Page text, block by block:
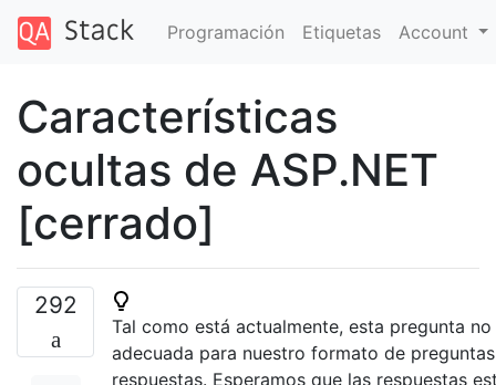
Programación Etiquetas Account
Características
ocultas de ASP.NET
[cerrado]
292
Tal como está actualmente, esta pregunta no
adecuada para nuestro formato de
respuestas. Esperamos que las respuestas